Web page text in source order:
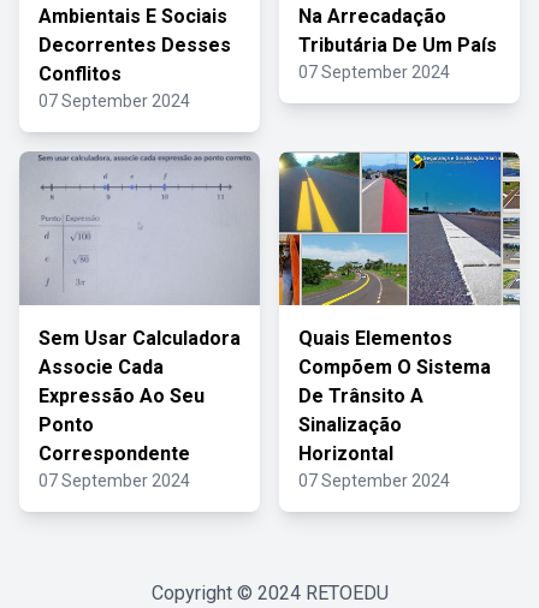
Ambientais E Sociais
Decorrentes Desses
Conflitos
07 September 2024
Na Arrecadação
Tributária De Um País
07 September 2024
Sem Usar Calculadora
Associe Cada
Expressão Ao Seu
Ponto
Correspondente
07 September 2024
Quais Elementos
Compõem O Sistema
De Trânsito A
Sinalização
Horizontal
07 September 2024
Copyright © 2024 RETOEDU